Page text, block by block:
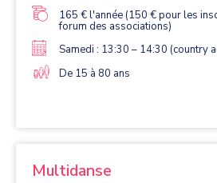
165 € l'année (150 € pour les
forum des associations)
Samedi : 13:30 – 14:30 (country
De 15 à 80 ans
Multidanse